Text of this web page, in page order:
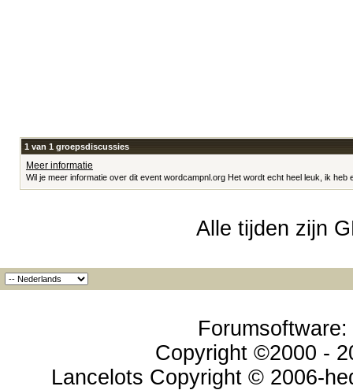
1 van 1 groepsdiscussies
Meer informatie
Wil je meer informatie over dit event wordcampnl.org Het wordt echt heel leuk, ik heb
Alle tijden zijn
Copyright ©2000 -
Lancelots Copyright © 2006-